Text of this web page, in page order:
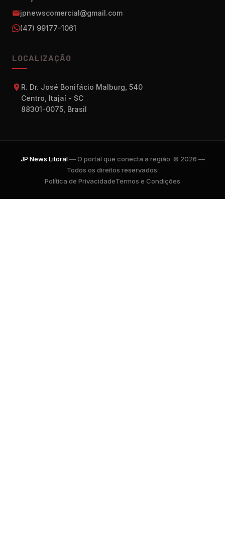
jpnewscomercial@gmail.com
(47) 99177-1061
LOCALIZAÇÃO
R. Dr. José Bonifácio Malburg, 540
Centro, Itajaí - SC
88301-0075, Brasil
JP News Litoral— O portal que conecta a região. © 2026 —
Todos os direitos reservados.
Política de PrivacidadeTermos e Condições